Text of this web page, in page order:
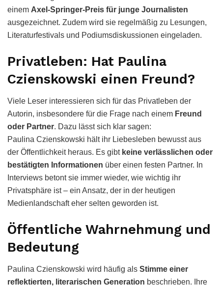
einem Axel-Springer-Preis für junge Journalisten
ausgezeichnet. Zudem wird sie regelmäßig zu Lesungen,
Literaturfestivals und Podiumsdiskussionen eingeladen.
Privatleben: Hat Paulina
Czienskowski einen Freund?
Viele Leser interessieren sich für das Privatleben der
Autorin, insbesondere für die Frage nach einem Freund
oder Partner. Dazu lässt sich klar sagen:
Paulina Czienskowski hält ihr Liebesleben bewusst aus
der Öffentlichkeit heraus. Es gibt keine verlässlichen oder
bestätigten Informationen über einen festen Partner. In
Interviews betont sie immer wieder, wie wichtig ihr
Privatsphäre ist – ein Ansatz, der in der heutigen
Medienlandschaft eher selten geworden ist.
Öffentliche Wahrnehmung und
Bedeutung
Paulina Czienskowski wird häufig als Stimme einer
reflektierten, literarischen Generation beschrieben. Ihre